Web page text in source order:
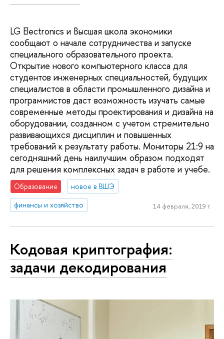
LG Electronics и Высшая школа экономики
сообщают о начале сотрудничества и запуске
специального образовательного проекта.
Открытие нового компьютерного класса для
студентов инженерных специальностей, будущих
специалистов в области промышленного дизайна и
программистов даст возможность изучать самые
современные методы проектирования и дизайна на
оборудовании, созданном с учетом стремительно
развивающихся дисциплин и повышенных
требований к результату работы. Мониторы 21:9 на
сегодняшний день наилучшим образом подходят
для решения комплексных задач в работе и учебе.
Образование
новое в ВШЭ
финансы и хозяйство
14 февраля, 2019 г.
Кодовая криптография:
задачи декодирования